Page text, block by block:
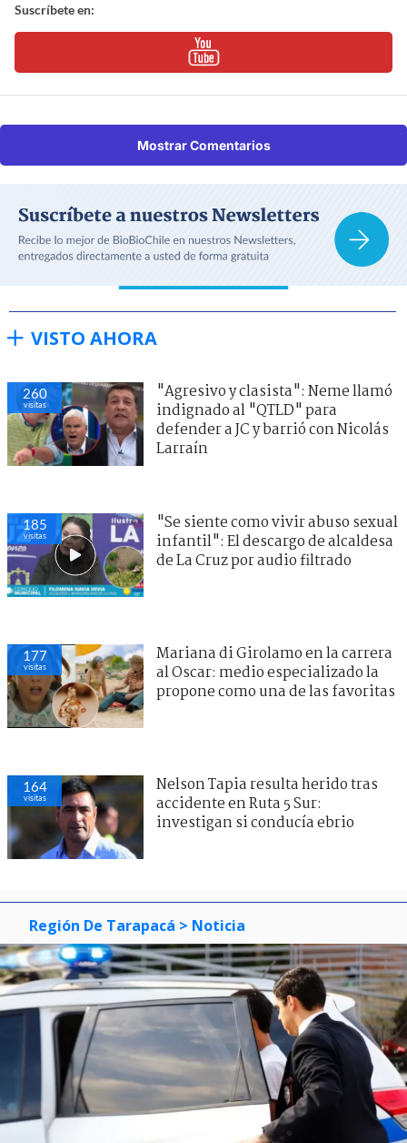
Suscríbete en:
Mostrar Comentarios
VISTO AHORA
260
visitas
"Agresivo y clasista": Neme llamó
indignado al "QTLD" para
defender a JC y barrió con Nicolás
Larraín
185
visitas
"Se siente como vivir abuso sexual
infantil": El descargo de alcaldesa
de La Cruz por audio filtrado
177
visitas
Mariana di Girolamo en la carrera
al Oscar: medio especializado la
propone como una de las favoritas
164
visitas
Nelson Tapia resulta herido tras
accidente en Ruta 5 Sur:
investigan si conducía ebrio
Región De Tarapacá > Noticia